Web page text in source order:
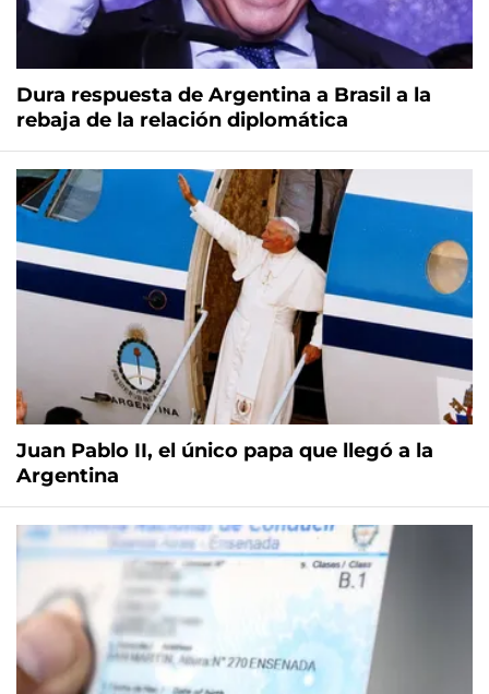
Dura respuesta de Argentina a Brasil a la
rebaja de la relación diplomática
Juan Pablo II, el único papa que llegó a la
Argentina